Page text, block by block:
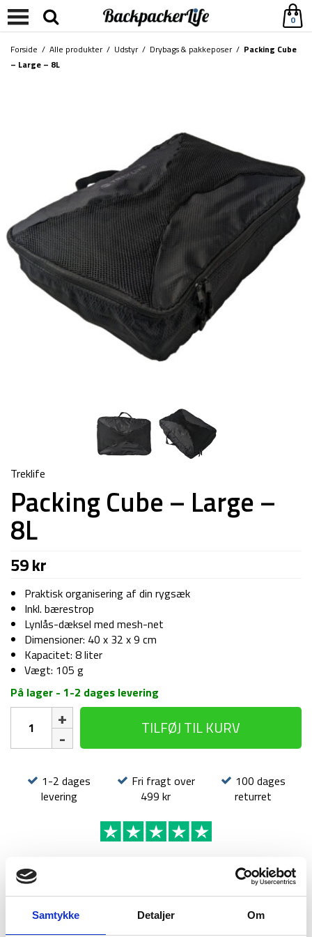
Samtykke Detaljer Om
0
Forside / Alle produkter/ Udstyr/ Drybags & pakkeposer/ Packing Cube
– Large – 8L
Treklife
Packing Cube – Large –
8L
59kr
Praktisk organisering af din rygsæk
Inkl. bærestrop
Lynlås-dæksel med mesh-net
Dimensioner: 40 x 32 x 9 cm
Kapacitet: 8 liter
Vægt: 105 g
På lager - 1-2 dages levering
Cube
-
TILFØJ TIL KURV
1-2 dages
levering
Fri fragt over
499 kr
100 dages
returret
BESKRIVELSE BRAND FAQ